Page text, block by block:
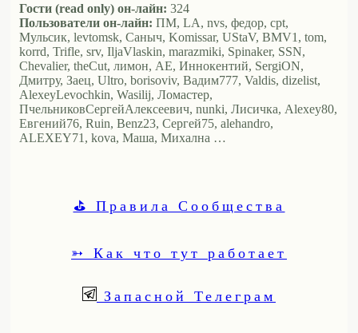
Гости (read only) он-лайн: 324
Пользователи он-лайн: ПМ, LA, nvs, федор, cpt,
Мульсик, levtomsk, Саныч, Komissar, UStaV, BMV1, tom,
korrd, Trifle, srv, IljaVlaskin, marazmiki, Spinaker, SSN,
Chevalier, theCut, лимон, АЕ, Иннокентий, SergiON,
Дмитру, Заец, Ultro, borisoviv, Вадим777, Valdis, dizelist,
AlexeyLevochkin, Wasilij, Ломастер,
ПчельниковСергейАлексеевич, nunki, Лисичка, Alexey80,
Евгений76, Ruin, Benz23, Сергей75, alehandro,
ALEXEY71, kova, Маша, Михална …
⛳ Правила Сообщества
➳ Как что тут работает
Запасной Телеграм